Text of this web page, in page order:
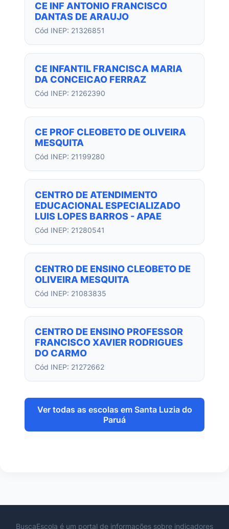
CE INF ANTONIO FRANCISCO
DANTAS DE ARAUJO
Cód INEP: 21326851
CE INFANTIL FRANCISCA MARIA
DA CONCEICAO FERRAZ
Cód INEP: 21262390
CE PROF CLEOBETO DE OLIVEIRA
MESQUITA
Cód INEP: 21199280
CENTRO DE ATENDIMENTO
EDUCACIONAL ESPECIALIZADO
LUIS LOPES BARROS - APAE
Cód INEP: 21280541
CENTRO DE ENSINO CLEOBETO DE
OLIVEIRA MESQUITA
Cód INEP: 21083835
CENTRO DE ENSINO PROFESSOR
FRANCISCO XAVIER RODRIGUES
DO CARMO
Cód INEP: 21272662
Ver todas as escolas em Santa Luzia do
Paruá
BuscaEscola é um portal de informações sobre indicadores